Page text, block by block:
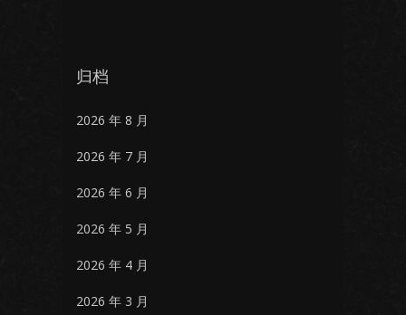
归档
2026 年 8 月
2026 年 7 月
2026 年 6 月
2026 年 5 月
2026 年 4 月
2026 年 3 月